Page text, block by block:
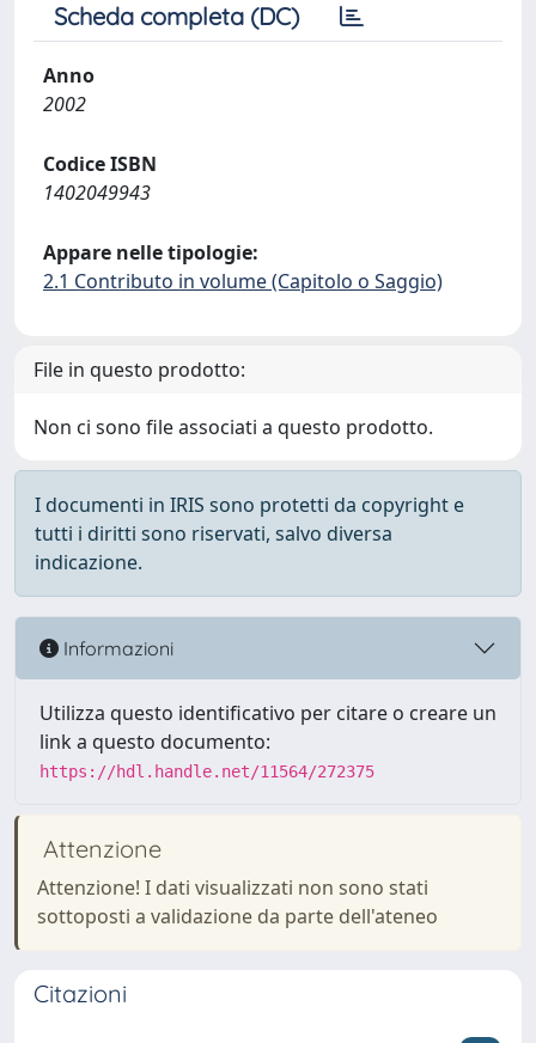
Scheda completa (DC)
Anno
2002
Codice ISBN
1402049943
Appare nelle tipologie:
2.1 Contributo in volume (Capitolo o Saggio)
File in questo prodotto:
Non ci sono file associati a questo prodotto.
I documenti in IRIS sono protetti da copyright e
tutti i diritti sono riservati, salvo diversa
indicazione.
Informazioni
Utilizza questo identificativo per citare o creare un
link a questo documento:
https://hdl.handle.net/11564/272375
Attenzione
Attenzione! I dati visualizzati non sono stati
sottoposti a validazione da parte dell'ateneo
Citazioni